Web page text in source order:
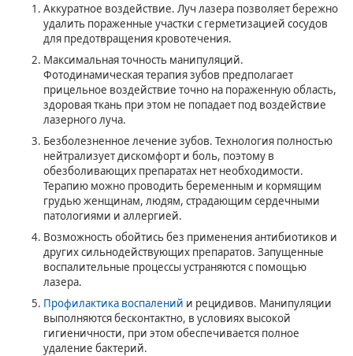
Аккуратное воздействие. Луч лазера позволяет бережно
удалить пораженные участки с герметизацией сосудов
для предотвращения кровотечения.
Максимальная точность манипуляций.
Фотодинамическая терапия зубов предполагает
прицельное воздействие точно на пораженную область,
здоровая ткань при этом не попадает под воздействие
лазерного луча.
Безболезненное лечение зубов. Технология полностью
нейтрализует дискомфорт и боль, поэтому в
обезболивающих препаратах нет необходимости.
Терапию можно проводить беременным и кормящим
грудью женщинам, людям, страдающим сердечными
патологиями и аллергией.
Возможность обойтись без применения антибиотиков и
других сильнодействующих препаратов. Запущенные
воспалительные процессы устраняются с помощью
лазера.
Профилактика воспалений и рецидивов. Манипуляции
выполняются бесконтактно, в условиях высокой
гигиеничности, при этом обеспечивается полное
удаление бактерий.